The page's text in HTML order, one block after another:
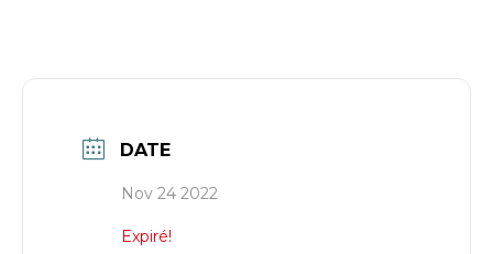
DATE
Nov 24 2022
Expiré!